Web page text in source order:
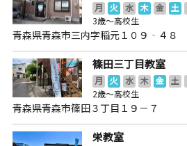
月 火 水 木 金 土
3歳～高校生
青森県青森市三内字稲元１０９‐４８
篠田三丁目教室
月 火 水 木 金 土
2歳～高校生
青森県青森市篠田３丁目１９－７
栄教室